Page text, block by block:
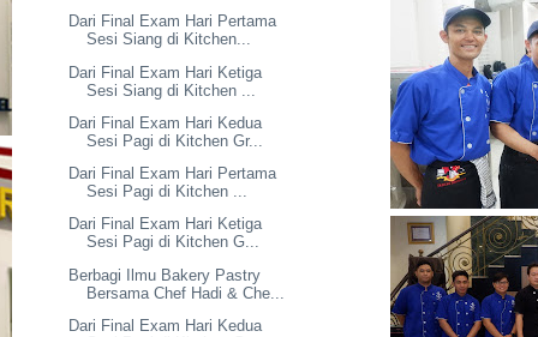
Dari Final Exam Hari Pertama
Sesi Siang di Kitchen...
Dari Final Exam Hari Ketiga
Sesi Siang di Kitchen ...
Dari Final Exam Hari Kedua
Sesi Pagi di Kitchen Gr...
Dari Final Exam Hari Pertama
Sesi Pagi di Kitchen ...
Dari Final Exam Hari Ketiga
Sesi Pagi di Kitchen G...
Berbagi Ilmu Bakery Pastry
Bersama Chef Hadi & Che...
Dari Final Exam Hari Kedua